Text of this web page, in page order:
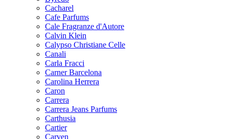
Cacharel
Cafe Parfums
Cale Fragranze d'Autore
Calvin Klein
Calypso Christiane Celle
Canali
Carla Fracci
Carner Barcelona
Carolina Herrera
Caron
Carrera
Carrera Jeans Parfums
Carthusia
Cartier
Carven